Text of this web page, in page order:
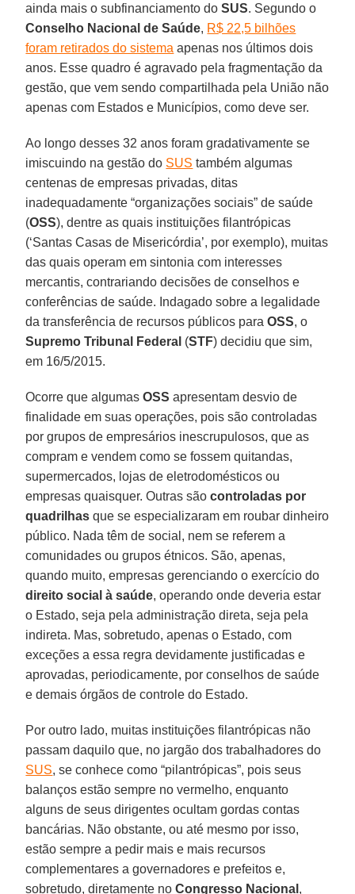
ainda mais o subfinanciamento doSUS. Segundo o
Conselho Nacional de Saúde, R$ 22,5 bilhões
foram retirados do sistema apenas nos últimos dois
anos. Esse quadro é agravado pela fragmentação da
gestão, que vem sendo compartilhada pela União não
apenas com Estados e Municípios, como deve ser.
Ao longo desses 32 anos foram gradativamente se
imiscuindo na gestão do SUS também algumas
centenas de empresas privadas, ditas
inadequadamente “organizações sociais” de saúde
(OSS), dentre as quais instituições filantrópicas
(‘Santas Casas de Misericórdia’, por exemplo), muitas
das quais operam em sintonia com interesses
mercantis, contrariando decisões de conselhos e
conferências de saúde. Indagado sobre a legalidade
da transferência de recursos públicos paraOSS, o
Supremo Tribunal Federal (STF) decidiu que sim,
em 16/5/2015.
Ocorre que algumasOSS apresentam desvio de
finalidade em suas operações, pois são controladas
por grupos de empresários inescrupulosos, que as
compram e vendem como se fossem quitandas,
supermercados, lojas de eletrodomésticos ou
empresas quaisquer. Outras são controladas por
quadrilhas que se especializaram em roubar dinheiro
público. Nada têm de social, nem se referem a
comunidades ou grupos étnicos. São, apenas,
quando muito, empresas gerenciando o exercício do
direito social à saúde, operando onde deveria estar
o Estado, seja pela administração direta, seja pela
indireta. Mas, sobretudo, apenas o Estado, com
exceções a essa regra devidamente justificadas e
aprovadas, periodicamente, por conselhos de saúde
e demais órgãos de controle do Estado.
Por outro lado, muitas instituições filantrópicas não
passam daquilo que, no jargão dos trabalhadores do
SUS, se conhece como “pilantrópicas”, pois seus
balanços estão sempre no vermelho, enquanto
alguns de seus dirigentes ocultam gordas contas
bancárias. Não obstante, ou até mesmo por isso,
estão sempre a pedir mais e mais recursos
complementares a governadores e prefeitos e,
sobretudo, diretamente noCongresso Nacional ,